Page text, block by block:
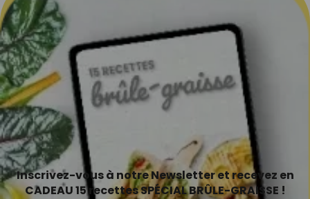
Inscrivez-vous à notre Newsletter et recevez en
CADEAU 15 recettes SPÉCIAL BRÛLE-GRAISSE !